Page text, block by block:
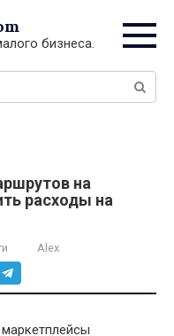
бизнеса.
на
расходы на
Alex